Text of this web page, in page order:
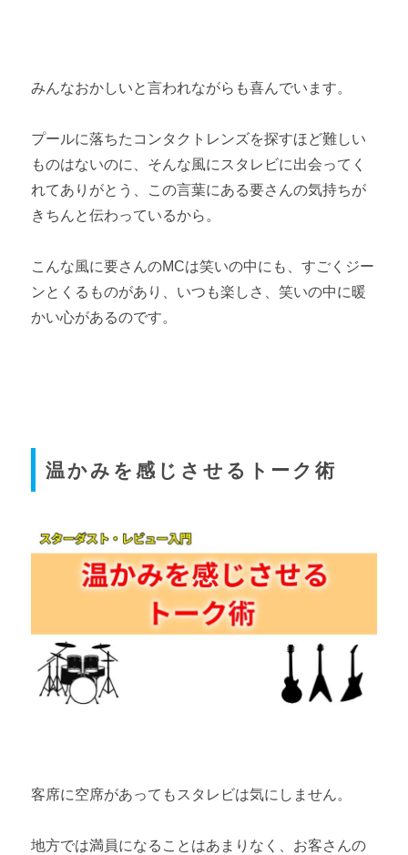
みんなおかしいと言われながらも喜んでいます。
プールに落ちたコンタクトレンズを探すほど難しい
ものはないのに、そんな風にスタレビに出会ってく
れてありがとう、この言葉にある要さんの気持ちが
きちんと伝わっているから。
こんな風に要さんのMCは笑いの中にも、すごくジー
ンとくるものがあり、いつも楽しさ、笑いの中に暖
かい心があるのです。
温かみを感じさせるトーク術
客席に空席があってもスタレビは気にしません。
地方では満員になることはあまりなく、お客さんの